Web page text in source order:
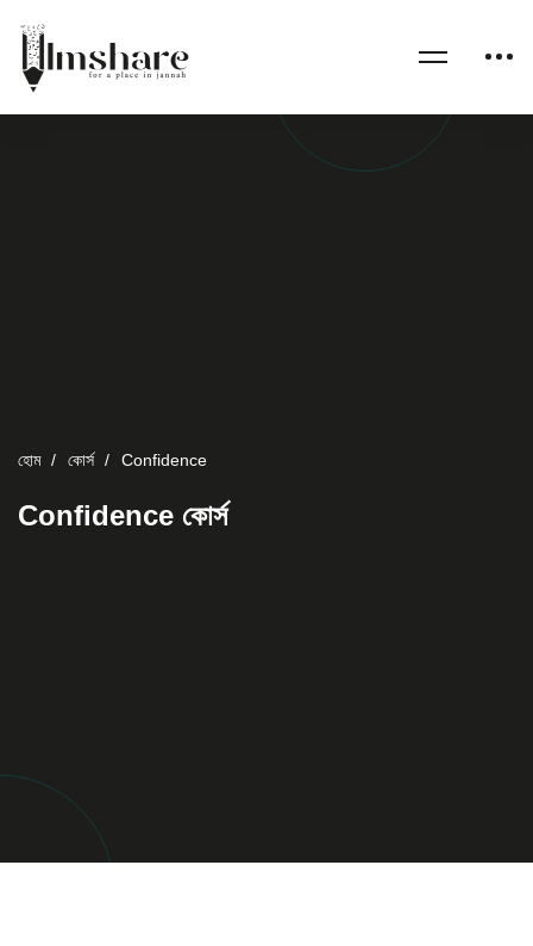
হোম কোর্স Confidence
Confidence কোর্স